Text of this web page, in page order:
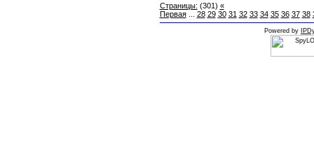
Страницы: (301) «
Первая... 28 29 30 31 32 33 34 35 36 37 38
Powered by